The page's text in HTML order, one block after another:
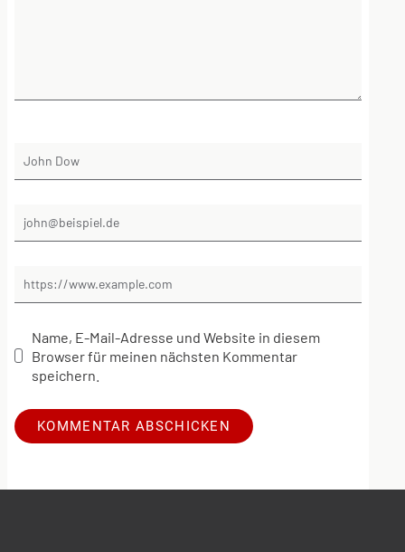
Name, E-Mail-Adresse und Website in diesem
Browser für meinen nächsten Kommentar
speichern.